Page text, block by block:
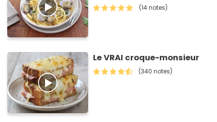
(14 notes)
Le VRAI croque-monsieur
(340 notes)